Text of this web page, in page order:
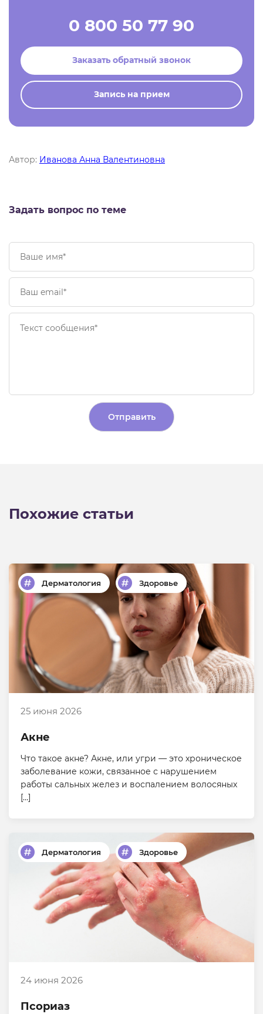
0 800 50 77 90
Заказать обратный звонок
Запись на прием
Автор: Иванова Анна Валентиновна
Задать вопрос по теме
Похожие статьи
Дерматология Здоровье
25 июня 2026
Акне
Что такое акне? Акне, или угри — это хроническое
заболевание кожи, связанное с нарушением
работы сальных желез и воспалением волосяных
[…]
Дерматология Здоровье
24 июня 2026
Псориаз